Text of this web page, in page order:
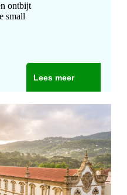
ontbijt
small
Lees meer